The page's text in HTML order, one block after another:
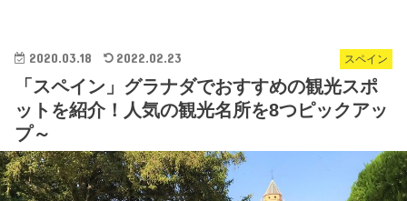
スペイン
2020.03.18 2022.02.23
「スペイン」グラナダでおすすめの観光スポ
ットを紹介！人気の観光名所を8つピックアッ
プ～